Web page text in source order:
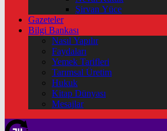
Şirvan Yüce
Gazeteler
Bilgi Bankası
Nasıl Yapılır
Faydaları
Yemek Tarifleri
Tarımsal Üretim
Hukuk
Kitap Dünyası
Mesajlar